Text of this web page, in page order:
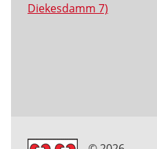
Diekesdamm 7)